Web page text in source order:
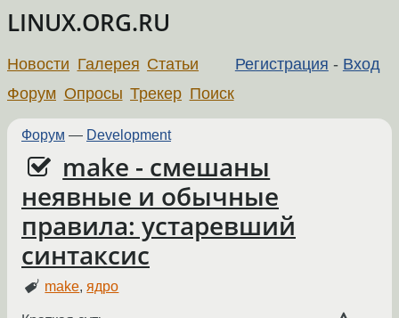
LINUX.ORG.RU
Регистрация - Вход
Новости Галерея Статьи
Форум Опросы Трекер Поиск
Форум — Development
make - смешаны
неявные и обычные
правила: устаревший
синтаксис
make,ядро